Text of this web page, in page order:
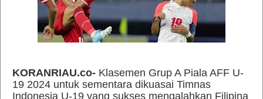
KORANRIAU.co- Klasemen Grup A Piala AFF U-
19 2024 untuk sementara dikuasai Timnas
Indonesia U-19 yang sukses mengalahkan Filipina